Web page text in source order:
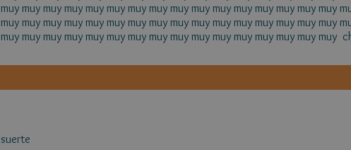
muy muy muy muy muy muy muy muy muy muy muy muy muy muy muy muy
muy muy muy muy muy muy muy muy muy muy muy muy muy muy muy muy
muy muy muy muy muy muy muy muy muy muy muy muy muy muy muy muy
suerte